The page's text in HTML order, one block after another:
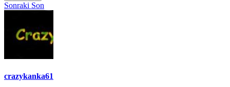
Sonraki Son
crazykanka61